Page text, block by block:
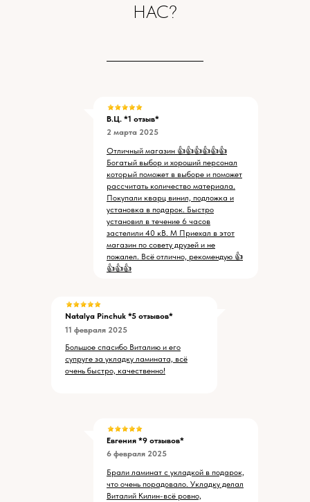
НАС?
Natalya Pinchuk *5 отзывов*
11 февраля 2025
Большое спасибо Виталию и его
супруге за укладку ламината, всё
очень быстро, качественно!
В.Ц. *1 отзыв*
Отличный магазин 👍👍👍👍👍👍
Богатый выбор и хороший персонал
который поможет в выборе и поможет
рассчитать количество материала.
Покупали кварц винил, подложка и
установка в подарок. Быстро
установил в течение 6 часов
застелили 40 кВ. М Приехал в этот
магазин по совету друзей и не
пожалел. Всё отлично, рекомендую 👍
👍👍👍
2 марта 2025
Евгения *9 отзывов*
Брали ламинат с укладкой в подарок,
что очень порадовало. Укладку делал
Виталий Килин-всё ровно,
6 февраля 2025